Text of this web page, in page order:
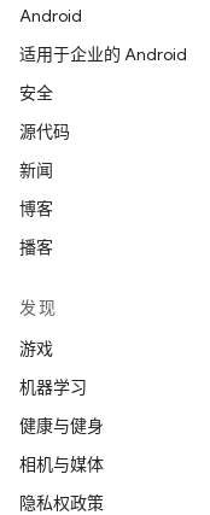
Android
适用于企业的 Android
安全
源代码
新闻
博客
播客
发现
游戏
机器学习
健康与健身
相机与媒体
隐私权政策